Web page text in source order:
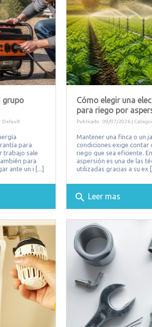
grupo
Default
para
trabajo sale
para
ante un i [...]
Cómo elegir una
para riego por
Publicado : 09/07/2026 |
Mantener una finca o un
condiciones exige contar
riego que sea eficiente.
aspersión es una de las
utilizadas gracias a su ex
search Leer mas